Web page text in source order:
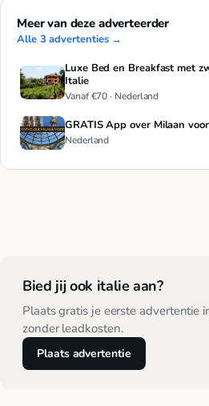
Meer van deze adverteerder
Alle 3 advertenties →
Luxe Bed en Breakfast met
Italie
Vanaf €70 · Nederland
GRATIS App over Milaan
Nederland
Bied jij ook italie aan?
Plaats gratis je eerste advertentie
zonder leadkosten.
Plaats advertentie